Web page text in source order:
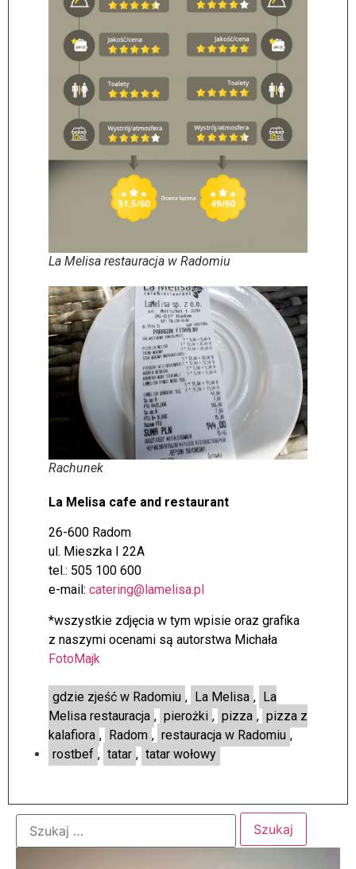
La Melisa restauracja w Radomiu
Rachunek
La Melisa cafe and restaurant
26-600 Radom
ul. Mieszka I 22A
tel.: 505 100 600
e-mail: catering@lamelisa.pl
*wszystkie zdjęcia w tym wpisie oraz grafika
z naszymi ocenami są autorstwa Michała
FotoMajk
gdzie zjeść w Radomiu , La Melisa , La
Melisa restauracja , pierożki , pizza , pizza z
kalafiora , Radom , restauracja w Radomiu ,
rostbef , tatar , tatar wołowy